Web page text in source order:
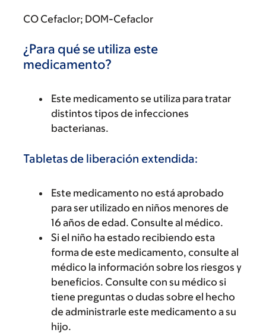
CO Cefaclor; DOM-Cefaclor
¿Para qué se utiliza este
medicamento?
Este medicamento se utiliza para tratar
distintos tipos de infecciones
bacterianas.
Tabletas de liberación extendida:
Este medicamento no está aprobado
para ser utilizado en niños menores de
16 años de edad. Consulte al médico.
Si el niño ha estado recibiendo esta
forma de este medicamento, consulte al
médico la información sobre los riesgos y
beneficios. Consulte con su médico si
tiene preguntas o dudas sobre el hecho
de administrarle este medicamento a su
hijo.